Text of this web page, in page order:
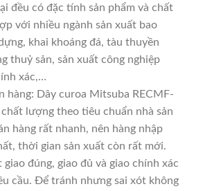
đều có đặc tính sản phẩm và chất
với nhiều ngành sản xuất bao
khai khoáng đá, tàu thuyền
thuỷ sản, sản xuất công nghiệp
xác,…
hàng: Dây curoa Mitsuba RECMF-
lượng theo tiêu chuẩn nhà sản
hàng rất nhanh, nên hàng nhập
thời gian sản xuất còn rất mới.
đúng, giao đủ và giao chính xác
cầu. Để tránh nhưng sai xót không